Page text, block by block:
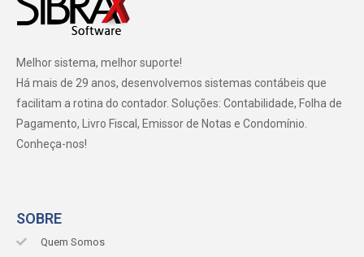
Melhor sistema, melhor suporte!
Há mais de 29 anos, desenvolvemos sistemas contábeis que
facilitam a rotina do contador. Soluções: Contabilidade, Folha de
Pagamento, Livro Fiscal, Emissor de Notas e Condomínio.
Conheça-nos!
SOBRE
Quem Somos